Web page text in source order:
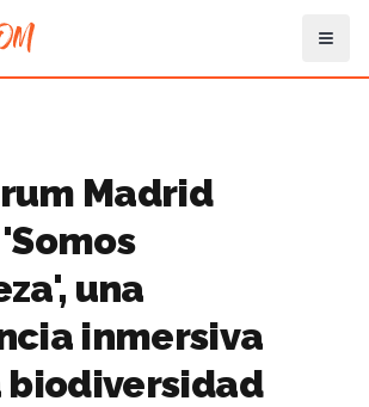
Madrid
una
inmersiva
biodiversidad